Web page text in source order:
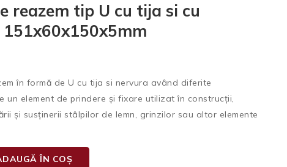
reazem tip U cu tija si cu
în formă de U cu tija si nervura având diferite
un element de prindere și fixare utilizat în construcții,
și susținerii stâlpilor de lemn, grinzilor sau altor elemente
ÎN COȘ